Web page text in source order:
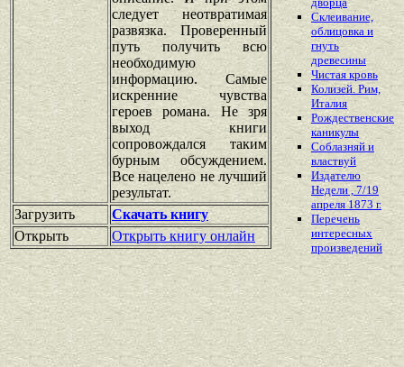
следует неотвратимая
развязка. Проверенный
путь получить всю
необходимую
информацию. Самые
искренние чувства
героев романа. Не зря
выход книги
сопровождался таким
бурным обсуждением.
Все нацелено не лучший
результат.
Загрузить
Скачать книгу
Открыть
Открыть книгу онлайн
Склеивание,
облицовка и
гнуть
древесины
Чистая кровь
Колизей. Рим,
Италия
Рождественские
каникулы
Соблазняй и
властвуй
Издателю
Недели , 7/19
апреля 1873 г.
Перечень
интересных
произведений